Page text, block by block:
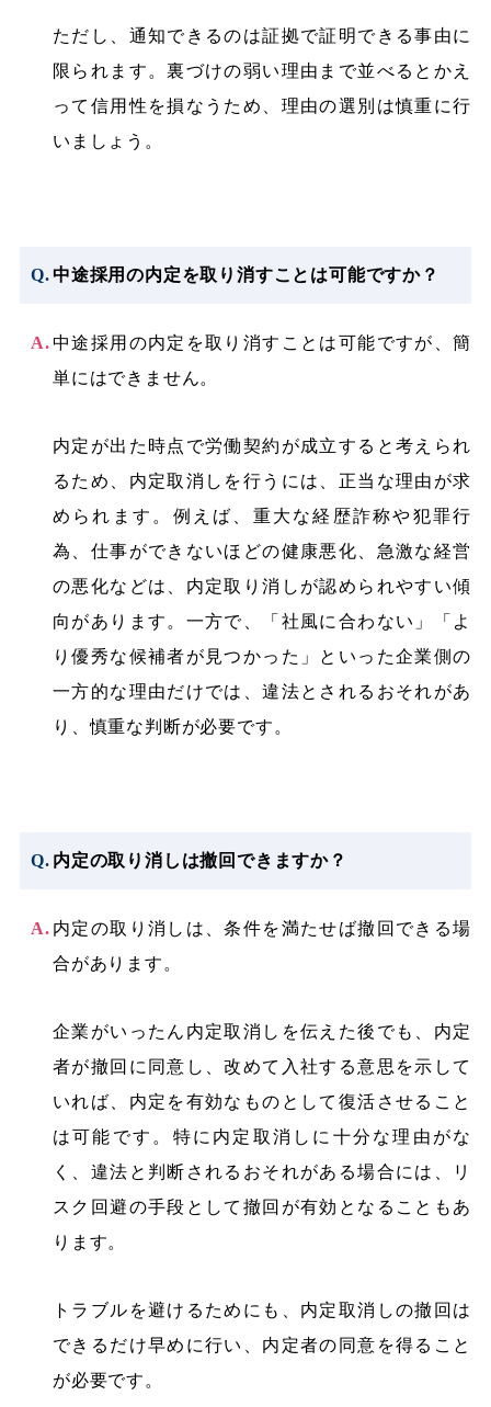
ただし、通知できるのは証拠で証明できる事由に
限られます。裏づけの弱い理由まで並べるとかえ
って信用性を損なうため、理由の選別は慎重に行
いましょう。
中途採用の内定を取り消すことは可能ですか？
中途採用の内定を取り消すことは可能ですが、簡
単にはできません。
内定が出た時点で労働契約が成立すると考えられ
るため、内定取消しを行うには、正当な理由が求
められます。例えば、重大な経歴詐称や犯罪行
為、仕事ができないほどの健康悪化、急激な経営
の悪化などは、内定取り消しが認められやすい傾
向があります。一方で、「社風に合わない」「よ
り優秀な候補者が見つかった」といった企業側の
一方的な理由だけでは、違法とされるおそれがあ
り、慎重な判断が必要です。
内定の取り消しは撤回できますか？
内定の取り消しは、条件を満たせば撤回できる場
合があります。
企業がいったん内定取消しを伝えた後でも、内定
者が撤回に同意し、改めて入社する意思を示して
いれば、内定を有効なものとして復活させること
は可能です。特に内定取消しに十分な理由がな
く、違法と判断されるおそれがある場合には、リ
スク回避の手段として撤回が有効となることもあ
ります。
トラブルを避けるためにも、内定取消しの撤回は
できるだけ早めに行い、内定者の同意を得ること
が必要です。